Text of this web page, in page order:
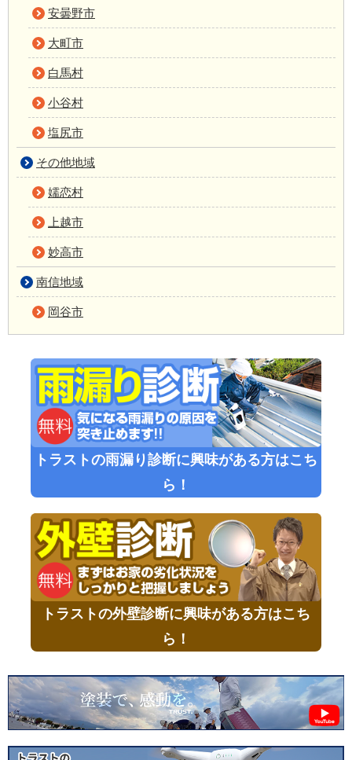
安曇野市
大町市
白馬村
小谷村
塩尻市
その他地域
嬬恋村
上越市
妙高市
南信地域
岡谷市
トラストの雨漏り診断に興味がある方はこち
ら！
トラストの外壁診断に興味がある方はこち
ら！